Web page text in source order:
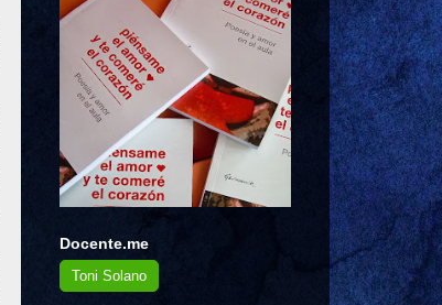
Docente.me
Toni Solano